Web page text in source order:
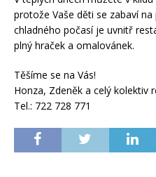
protože Vaše děti se zabaví
chladného počasí je uvnitř
plný hraček a omalovánek.
Těšíme se na Vás!
Honza, Zdeněk a celý kolektiv
Tel.: 722 728 771